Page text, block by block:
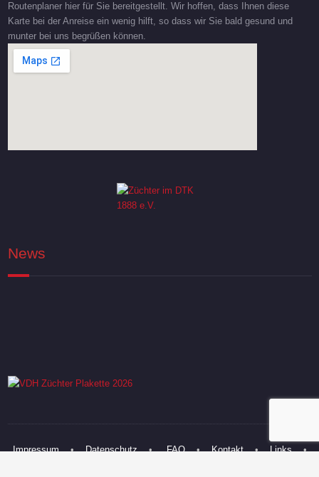
Routenplaner hier für Sie bereitgestellt. Wir hoffen, dass Ihnen diese
Karte bei der Anreise ein wenig hilft, so dass wir Sie bald gesund und
munter bei uns begrüßen können.
News
Impressum•Datenschutz•FAQ•Kontakt•Links•